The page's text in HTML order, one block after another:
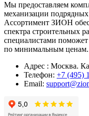
Мы предоставляем
механизации
Ассортимент ЗИОН
спектра строительных
специалистами
по минимальным ценам.
Адрес : Москва.
Телефон: +7 (495)
Email: